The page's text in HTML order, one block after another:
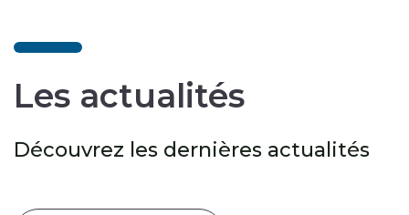
Les actualités
Découvrez les dernières actualités